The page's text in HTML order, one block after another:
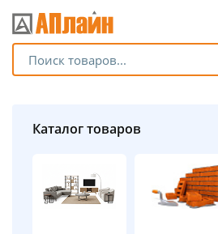
Каталог товаров
Разбейте
без переплат